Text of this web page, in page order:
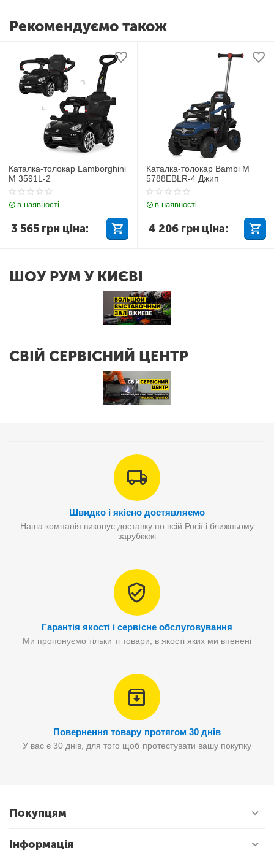
Рекомендуємо також
Каталка-толокар Lamborghini
M 3591L-2
в наявності
3 565 грн ціна:
Каталка-толокар Bambi M
5788EBLR-4 Джип
в наявності
4 206 грн ціна:
ШОУ РУМ У КИЄВІ
СВІЙ СЕРВІСНИЙ ЦЕНТР
Швидко і якісно достявляємо
Наша компанія виконує доставку по всій Росії і ближньому
зарубіжжі
Гарантія якості і сервісне обслуговування
Ми пропонуємо тільки ті товари, в якості яких ми впенені
Повернення товару протягом 30 днів
У вас є 30 днів, для того щоб протестувати вашу покупку
Покупцям
Інформація